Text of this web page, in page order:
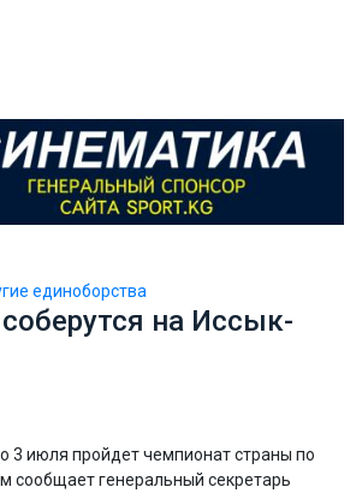
единоборства
на Иссык-
3 июля пройдет чемпионат страны по
сообщает генеральный секретарь